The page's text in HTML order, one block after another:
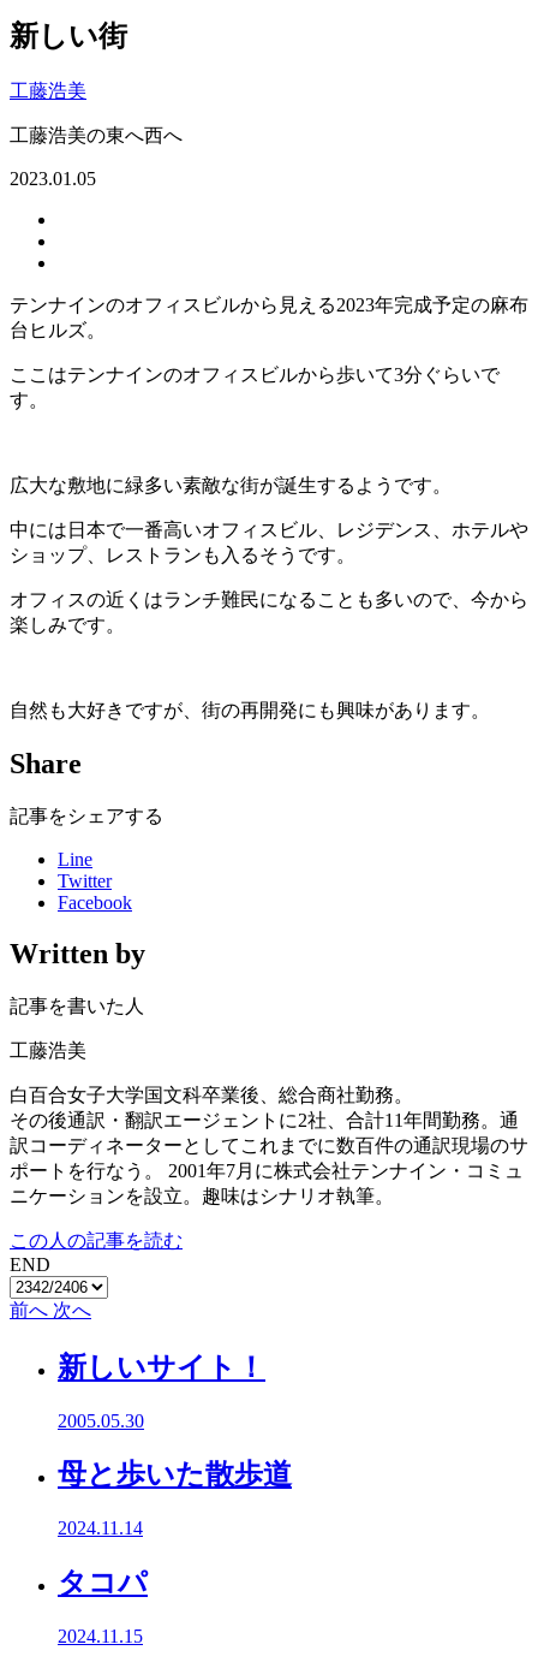
新しい街
工藤浩美
工藤浩美の東へ西へ
2023.01.05
テンナインのオフィスビルから見える2023年完成予定の麻布
台ヒルズ。
ここはテンナインのオフィスビルから歩いて3分ぐらいで
す。
広大な敷地に緑多い素敵な街が誕生するようです。
中には日本で一番高いオフィスビル、レジデンス、ホテルや
ショップ、レストランも入るそうです。
オフィスの近くはランチ難民になることも多いので、今から
楽しみです。
自然も大好きですが、街の再開発にも興味があります。
Share
記事をシェアする
Line
Twitter
Facebook
Written by
記事を書いた人
工藤浩美
白百合女子大学国文科卒業後、総合商社勤務。
その後通訳・翻訳エージェントに2社、合計11年間勤務。通
訳コーディネーターとしてこれまでに数百件の通訳現場のサ
ポートを行なう。 2001年7月に株式会社テンナイン・コミュ
ニケーションを設立。趣味はシナリオ執筆。
この人の記事を読む
END
前へ 次へ
新しいサイト！
2005.05.30
母と歩いた散歩道
2024.11.14
タコパ
2024.11.15